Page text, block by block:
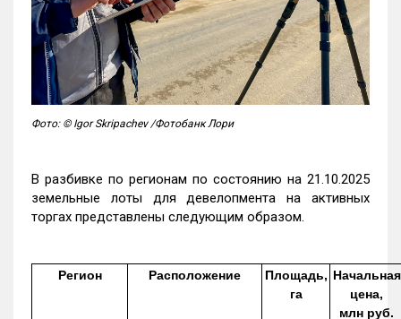
Фото: © Igor Skripachev /Фотобанк Лори
В разбивке по регионам по состоянию на 21.10.2025
земельные лоты для девелопмента на активных
торгах представлены следующим образом.
Регион Расположение
Площадь,
га
Начальная
цена,
млн руб.